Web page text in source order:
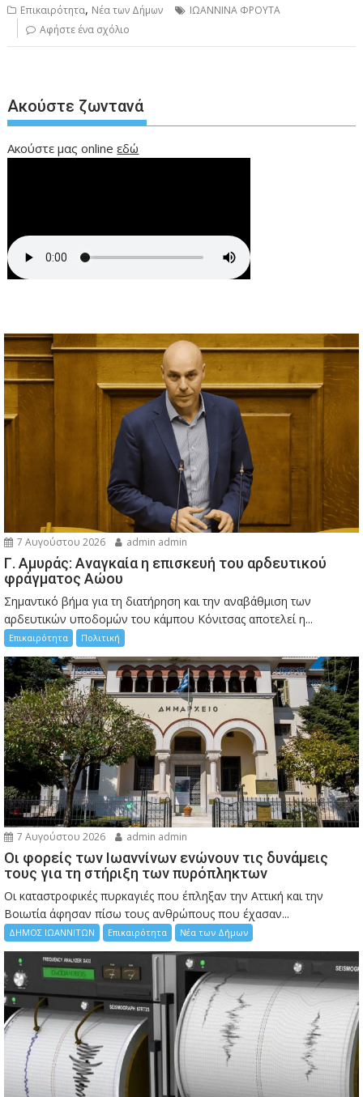
Επικαιρότητα, Νέα των Δήμων
ΙΩΑΝΝΙΝΑ ΦΡΟΥΤΑ
Αφήστε ένα σχόλιο
Ακούστε ζωντανά
Ακούστε μας onlineεδώ
7 Αυγούστου 2026 admin admin
Γ. Αμυράς: Αναγκαία η επισκευή του αρδευτικού
φράγματος Αώου
Σημαντικό βήμα για τη διατήρηση και την αναβάθμιση των
αρδευτικών υποδομών του κάμπου Κόνιτσας αποτελεί η...
Επικαιρότητα Πολιτική
7 Αυγούστου 2026 admin admin
Οι φορείς των Ιωαννίνων ενώνουν τις δυνάμεις
τους για τη στήριξη των πυρόπληκτων
Οι καταστροφικές πυρκαγιές που έπληξαν την Αττική και την
Bοιωτία άφησαν πίσω τους ανθρώπους που έχασαν...
ΔΗΜΟΣ ΙΩΑΝΝΙΤΩΝ Επικαιρότητα Νέα των Δήμων